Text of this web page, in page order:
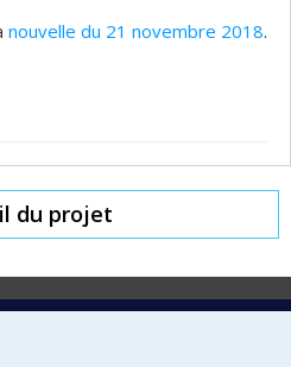
nouvelle du 21 novembre 2018.
du projet